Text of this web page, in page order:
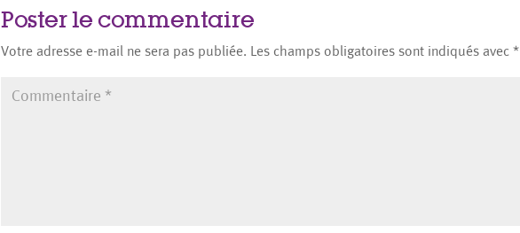
Poster le commentaire
Votre adresse e-mail ne sera pas publiée. Les champs obligatoires sont indiqués avec*